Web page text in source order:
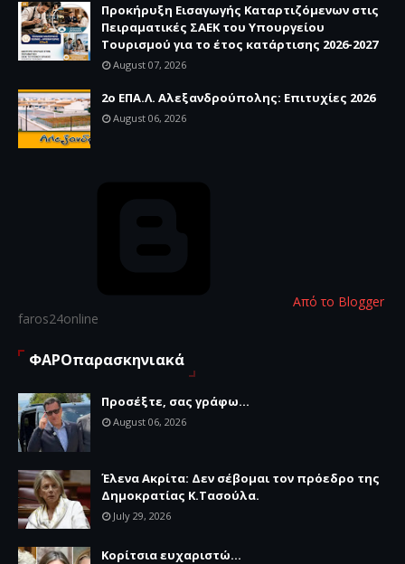
Προκήρυξη Εισαγωγής Καταρτιζόμενων στις
Πειραματικές ΣΑΕΚ του Υπουργείου
Τουρισμού για το έτος κατάρτισης 2026-2027
August 07, 2026
2ο ΕΠΑ.Λ. Αλεξανδρούπολης: Επιτυχίες 2026
August 06, 2026
Από το Blogger
faros24online
ΦΑΡΟπαρασκηνιακά
Προσέξτε, σας γράφω...
August 06, 2026
Έλενα Ακρίτα: Δεν σέβομαι τον πρόεδρο της
Δημοκρατίας Κ.Τασούλα.
July 29, 2026
Κορίτσια ευχαριστώ...